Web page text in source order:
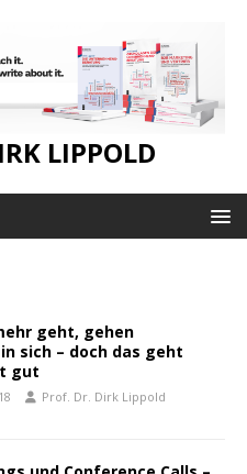
LIPPOLD
geht, gehen
sich – doch das geht
gut
Prof. Dr. Dirk Lippold